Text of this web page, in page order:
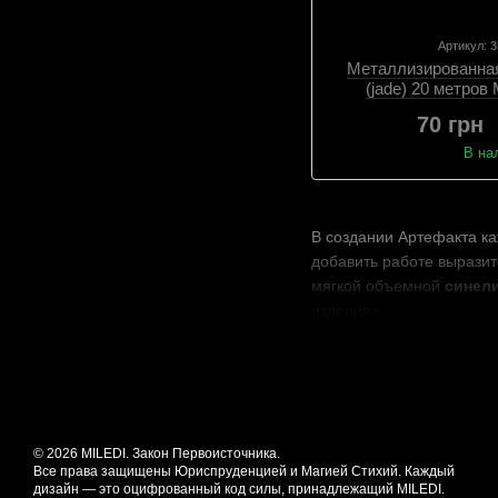
В создании Артефакта
добавить работе
мягкой объемной
Артикул:
(jade) 20
70 грн
В
© 2026 MILEDI. Закон Первоисточника.
Все права защищены Юриспруденцией и Магией Стихий. Каждый
дизайн — это оцифрованный код силы, принадлежащий MILEDI.